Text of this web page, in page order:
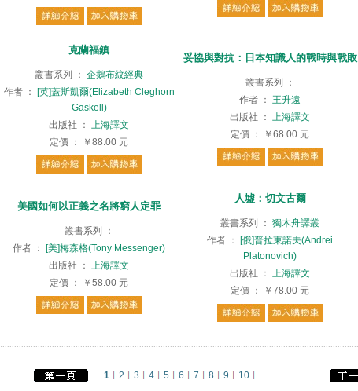
克蘭福鎮
叢書系列 ： 企鵝布紋經典
作者
：
[英]蓋斯凱爾(Elizabeth Cleghorn
Gaskell)
出版社
： 上海譯文
定價 ： ￥88.00 元
妥協與對抗：日本知識人的戰時與戰敗
叢書系列
：
作者 ： 王升遠
出版社
： 上海譯文
定價 ： ￥68.00 元
美國如何以正義之名將窮人定罪
叢書系列
：
作者 ：
[美]梅森格(Tony Messenger)
出版社
： 上海譯文
定價 ： ￥58.00 元
人墟：切文古爾
叢書系列 ： 獨木舟譯叢
作者 ：
[俄]普拉東諾夫(Andrei
Platonovich)
出版社
： 上海譯文
定價 ： ￥78.00 元
1 2 3 4 5 6 7 8 9 10